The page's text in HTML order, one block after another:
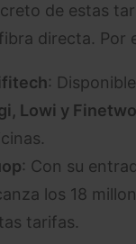
de estas
directa. Por
:
Lowi y
: Con su
los 18
tarifas.